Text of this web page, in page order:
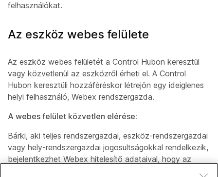
felhasználókat.
Az eszköz webes felülete
Az eszköz webes felületét a Control Hubon keresztül
vagy közvetlenül az eszközről érheti el. A Control
Hubon keresztüli hozzáféréskor létrejön egy ideiglenes
helyi felhasználó, Webex rendszergazda.
A webes felület közvetlen elérése:
Bárki, aki teljes rendszergazdai, eszköz-rendszergazdai
vagy hely-rendszergazdai jogosultságokkal rendelkezik,
bejelentkezhet Webex hitelesítő adataival, hogy az